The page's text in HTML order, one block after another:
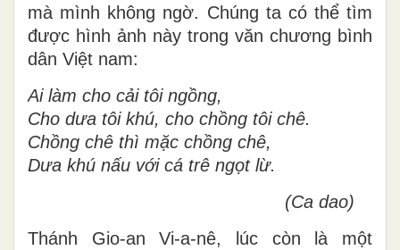
mà mình không ngờ. Chúng ta có thể tìm
được hình ảnh này trong văn chương bình
dân Việt nam:
Ai làm cho cải tôi ngồng,
Cho dưa tôi khú, cho chồng tôi chê.
Chồng chê thì mặc chồng chê,
Dưa khú nấu với cá trê ngọt lừ.
(Ca dao)
Thánh Gio-an Vi-a-nê, lúc còn là một